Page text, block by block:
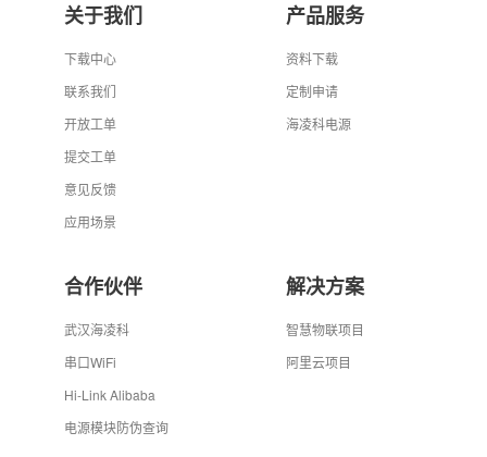
关于我们
下载中心
联系我们
开放工单
提交工单
意见反馈
应用场景
产品服务
资料下载
定制申请
海凌科电源
合作伙伴
武汉海凌科
串口WiFi
Hi-Link Alibaba
电源模块防伪查询
解决方案
智慧物联项目
阿里云项目